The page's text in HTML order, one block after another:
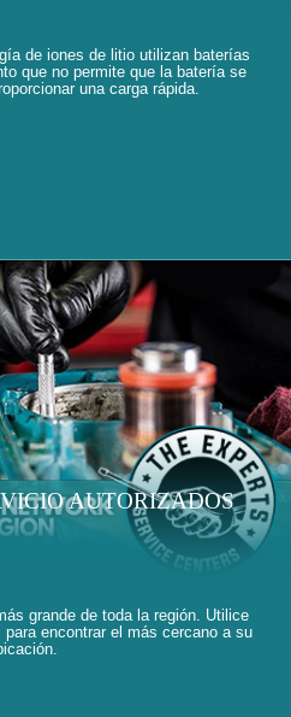
de iones de litio utilizan baterías
que no permite que la batería se
una carga rápida.
AUTORIZADOS
grande de toda la región. Utilice
encontrar el más cercano a su